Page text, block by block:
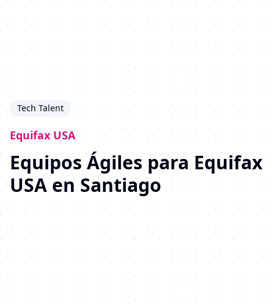
Tech Talent
Equifax USA
Equipos Ágiles para Equifax
USA en Santiago